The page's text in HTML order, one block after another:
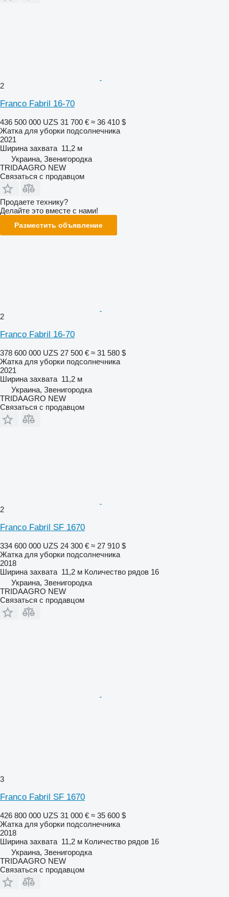
2
Franco Fabril 16-70
436 500 000 UZS 31 700 € ≈ 36 410 $
Жатка для уборки подсолнечника
2021
Ширина захвата 11,2 м
Украина, Звенигородка
TRIDAAGRO NEW
Связаться с продавцом
Продаете технику?
Делайте это вместе с нами!
Разместить объявление
2
Franco Fabril 16-70
378 600 000 UZS 27 500 € ≈ 31 580 $
Жатка для уборки подсолнечника
2021
Ширина захвата 11,2 м
Украина, Звенигородка
TRIDAAGRO NEW
Связаться с продавцом
2
Franco Fabril SF 1670
334 600 000 UZS 24 300 € ≈ 27 910 $
Жатка для уборки подсолнечника
2018
Ширина захвата 11,2 м Количество рядов 16
Украина, Звенигородка
TRIDAAGRO NEW
Связаться с продавцом
3
Franco Fabril SF 1670
426 800 000 UZS 31 000 € ≈ 35 600 $
Жатка для уборки подсолнечника
2018
Ширина захвата 11,2 м Количество рядов 16
Украина, Звенигородка
TRIDAAGRO NEW
Связаться с продавцом